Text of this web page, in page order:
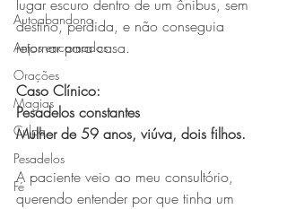
Autoabandono
Anjos encarnados
Orações
Magias
Culpa
Pesadelos
Fé
lugar escuro dentro de um ônibus, sem
destino, perdida, e não conseguia
retornar para casa.
Caso Clínico:
Pesadelos constantes
Mulher de 59 anos, viúva, dois filhos.
A paciente veio ao meu consultório,
querendo entender por que tinha um